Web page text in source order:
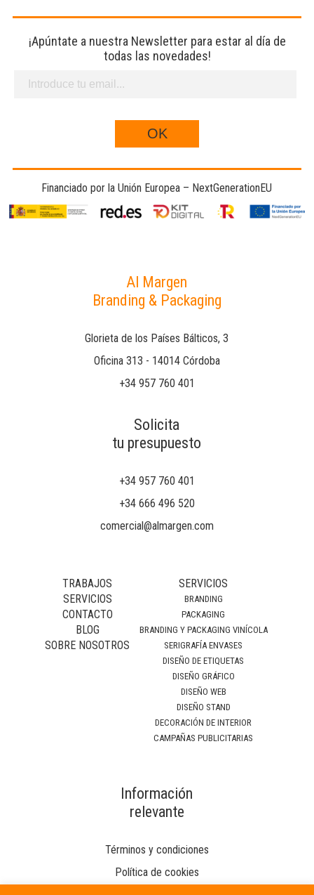
¡Apúntate a nuestra Newsletter para estar al día de
todas las novedades!
Financiado por la Unión Europea – NextGenerationEU
Al Margen
Branding & Packaging
Glorieta de los Países Bálticos, 3
Oficina 313 - 14014 Córdoba
+34 957 760 401
Solicita
tu presupuesto
+34 957 760 401
+34 666 496 520
comercial@almargen.com
TRABAJOS
SERVICIOS
CONTACTO
BLOG
SOBRE NOSOTROS
SERVICIOS
BRANDING
PACKAGING
BRANDING Y PACKAGING VINÍCOLA
SERIGRAFÍA ENVASES
DISEÑO DE ETIQUETAS
DISEÑO GRÁFICO
DISEÑO WEB
DISEÑO STAND
DECORACIÓN DE INTERIOR
CAMPAÑAS PUBLICITARIAS
Información
relevante
Términos y condiciones
Política de cookies